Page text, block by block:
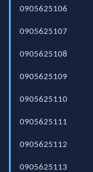
0905625106
0905625107
0905625108
0905625109
0905625110
0905625111
0905625112
0905625113